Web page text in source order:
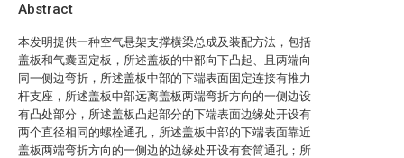
Abstract
本发明提供一种空气悬架支撑横梁总成及装配方法，包括
盖板和气囊固定板，所述盖板的中部向下凸起、且两端向
同一侧边弯折，所述盖板中部的下端表面固定连接有推力
杆支座，所述盖板中部远离盖板两端弯折方向的一侧边设
有凸处部分，所述盖板凸起部分的下端表面边缘处开设有
两个直径相同的螺栓通孔，所述盖板中部的下端表面靠近
盖板两端弯折方向的一侧边的边缘处开设有套筒通孔；所